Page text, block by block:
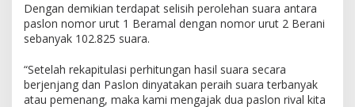
Dengan demikian terdapat selisih perolehan suara antara
paslon nomor urut 1 Beramal dengan nomor urut 2 Berani
sebanyak 102.825 suara.
“Setelah rekapitulasi perhitungan hasil suara secara
berjenjang dan Paslon dinyatakan peraih suara terbanyak
atau pemenang, maka kami mengajak dua paslon rival kita